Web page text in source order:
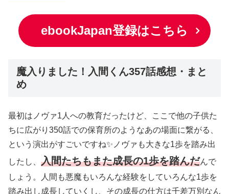
ebookJapan登録はこちら
魔入りました！入間くん357話感想・まと
め
最初はノヴァ1人への教育だったけど、ここで他の子供た
ちに広がり350話での保育所のようなあの場面に繋がる、
という演出がすごいですね✨ノヴァも大きな1歩を踏み出
したし、 入間たちもまた成長の1歩を踏んだんで
しょう。人間も悪魔もいろんな経験をしていろんな1歩を
踏み出し成長していくし、その成長の仕方は千差万別なん